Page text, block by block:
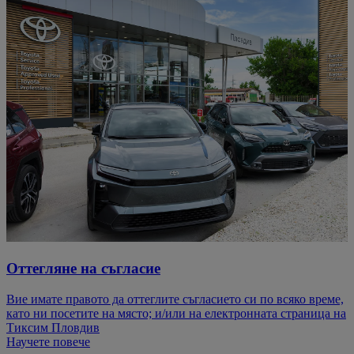
Оттегляне на съгласие
Вие имате правото да оттеглите съгласието си по всяко време,
като ни посетите на място; и/или на електронната страница на
Тиксим Пловдив
Научете повече